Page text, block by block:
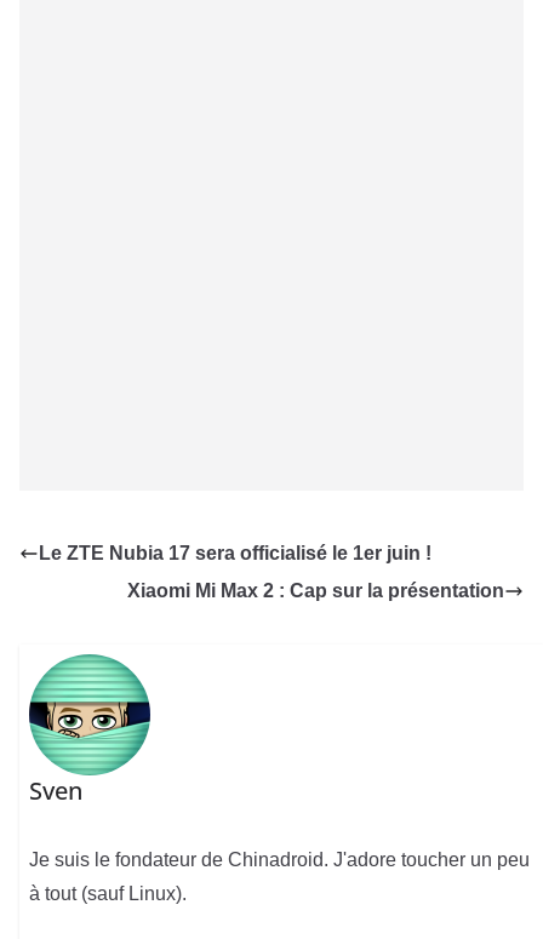
Le ZTE Nubia 17 sera officialisé le 1er juin !
Xiaomi Mi Max 2 : Cap sur la présentation
Sven
Je suis le fondateur de Chinadroid. J'adore toucher un peu
à tout (sauf Linux).